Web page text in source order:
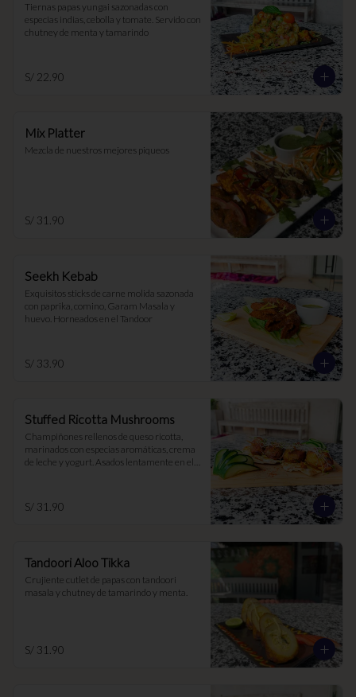
Tiernas papas yungai sazonadas con
especias indias, cebolla y tomate. Servido con
chutney de menta y tamarindo
S/ 22.90
Mix Platter
Mezcla de nuestros mejores piqueos
S/ 31.90
Seekh Kebab
Exquisitos sticks de carne molida sazonada
con paprika, comino, Garam Masala y
huevo. Horneados en el Tandoor
S/ 33.90
Stuffed Ricotta Mushrooms
Champiñones rellenos de queso ricotta,
marinados con especias aromáticas, crema
de leche y yogurt. Asados lentamente en el
S/ 31.90
Tandoori Aloo Tikka
Crujiente cutlet de papas con tandoori
masala y chutney de tamarindo y menta.
S/ 31.90